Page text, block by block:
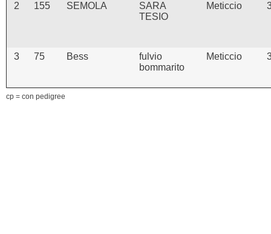
2 155 SEMOLA
SARA
TESIO
Meticcio
3 75 Bess
fulvio
bommarito
Meticcio
cp = con pedigree